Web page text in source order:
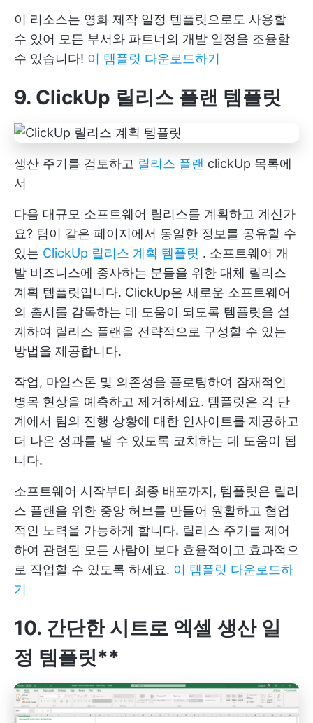
이 리소스는 영화 제작 일정 템플릿으로도 사용할
수 있어 모든 부서와 파트너의 개발 일정을 조율할
수 있습니다! 이 템플릿 다운로드하기
9. ClickUp 릴리스 플랜 템플릿
생산 주기를 검토하고 릴리스 플랜 clickUp 목록에
서
다음 대규모 소프트웨어 릴리스를 계획하고 계신가
요? 팀이 같은 페이지에서 동일한 정보를 공유할 수
있는 ClickUp 릴리스 계획 템플릿 . 소프트웨어 개
발 비즈니스에 종사하는 분들을 위한 대체 릴리스
계획 템플릿입니다. ClickUp은 새로운 소프트웨어
의 출시를 감독하는 데 도움이 되도록 템플릿을 설
계하여 릴리스 플랜을 전략적으로 구성할 수 있는
방법을 제공합니다.
작업, 마일스톤 및 의존성을 플로팅하여 잠재적인
병목 현상을 예측하고 제거하세요. 템플릿은 각 단
계에서 팀의 진행 상황에 대한 인사이트를 제공하고
더 나은 성과를 낼 수 있도록 코치하는 데 도움이 됩
니다.
소프트웨어 시작부터 최종 배포까지, 템플릿은 릴리
스 플랜을 위한 중앙 허브를 만들어 원활하고 협업
적인 노력을 가능하게 합니다. 릴리스 주기를 제어
하여 관련된 모든 사람이 보다 효율적이고 효과적으
로 작업할 수 있도록 하세요. 이 템플릿 다운로드하
기
10. 간단한 시트로 엑셀 생산 일
정 템플릿**